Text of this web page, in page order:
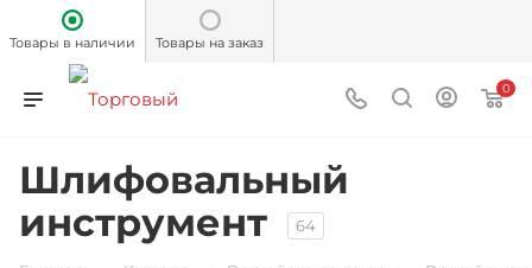
Товары в наличии Товары на заказ
0
Шлифовальный
инструмент
64